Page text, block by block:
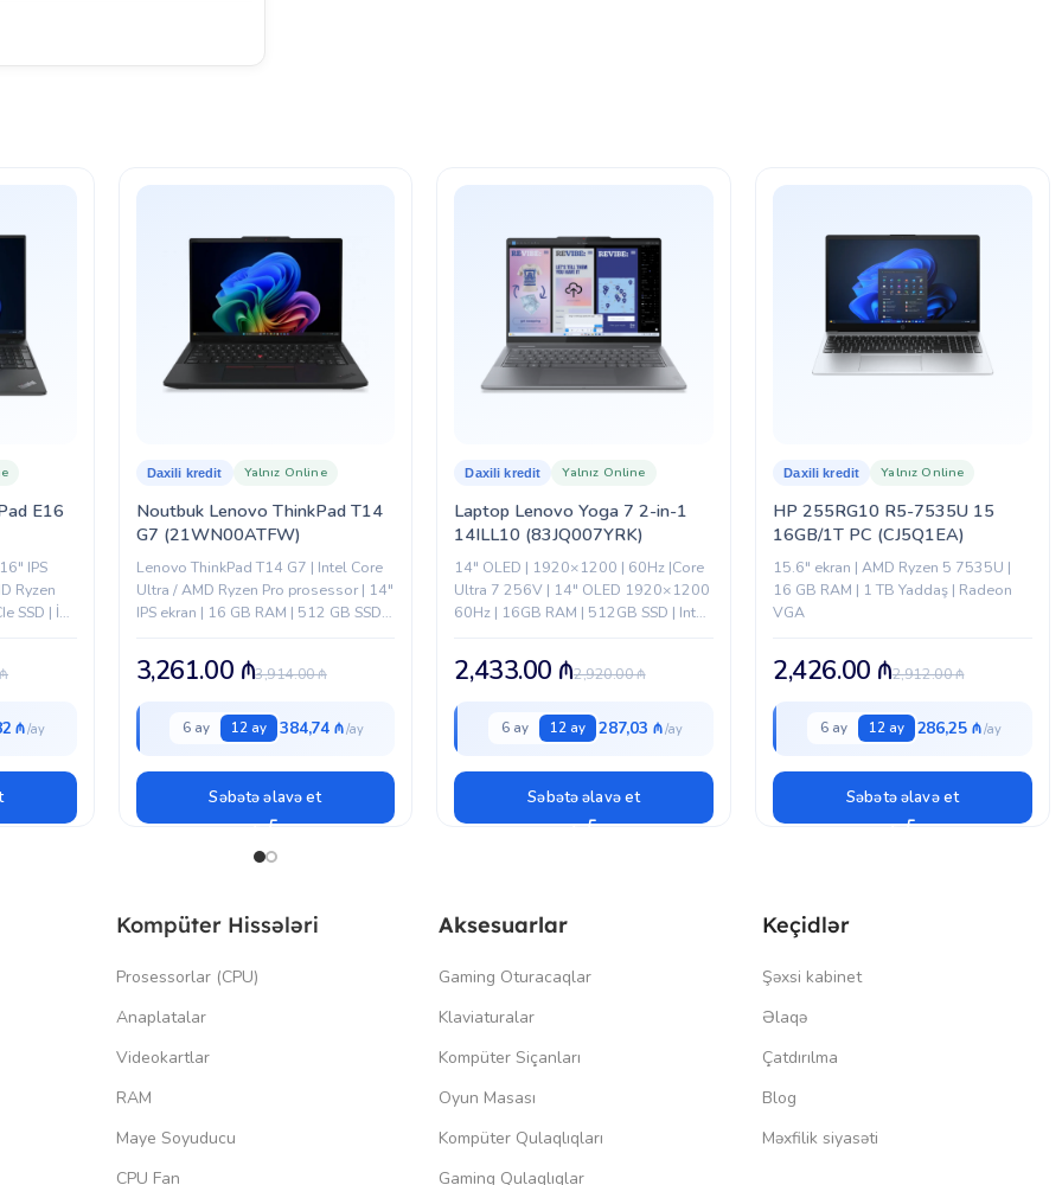
Sadə noutbuk
Xeyr
Gümüşü
HP
E16
IPS
Ryzen
SSD | İş
₼
₼
Noutbuk Lenovo ThinkPad T14
G7 (21WN00ATFW)
Daxili kredit Yalnız Online
Lenovo ThinkPad T14 G7 | Intel Core
Ultra / AMD Ryzen Pro prosessor | 14″
IPS ekran | 16 GB RAM | 512 GB SSD |
3,914.00₼
3,261.00 ₼
6 ay 12 ay 384,74 ₼
Səbətə əlavə et
Laptop Lenovo Yoga 7 2-in-1
14ILL10 (83JQ007YRK)
Daxili kredit Yalnız Online
14" OLED | 1920×1200 | 60Hz |Core
Ultra 7 256V | 14" OLED 1920×1200
60Hz | 16GB RAM | 512GB SSD | Intel
2,920.00₼
2,433.00 ₼
6 ay 12 ay 287,03 ₼
Səbətə əlavə et
HP 255RG10 R5-7535U 15
16GB/1T PC (CJ5Q1EA)
Daxili kredit Yalnız Online
15.6″ ekran | AMD Ryzen 5 7535U |
16 GB RAM | 1 TB Yaddaş | Radeon
VGA
2,912.00₼
2,426.00 ₼
6 ay 12 ay 286,25 ₼
Səbətə əlavə et
Kompüter Hissələri
Prosessorlar (CPU)
Anaplatalar
Videokartlar
RAM
Maye Soyuducu
CPU Fan
Aksesuarlar
Gaming Oturacaqlar
Klaviaturalar
Kompüter Siçanları
Oyun Masası
Kompüter Qulaqlıqları
Gaming Qulaqlıqlar
Keçidlər
Şəxsi kabinet
Əlaqə
Çatdırılma
Blog
Məxfilik siyasəti